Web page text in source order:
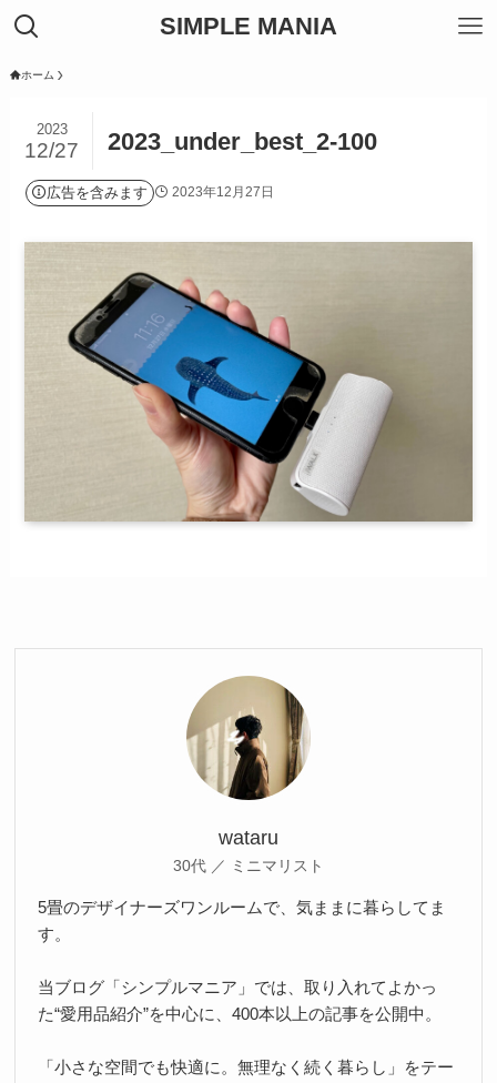
SIMPLE MANIA
ホーム
2023_under_best_2-100
2023
12/27
広告を含みます 2023年12月27日
wataru
30代 ／ ミニマリスト
5畳のデザイナーズワンルームで、気ままに暮らしてま
す。
当ブログ「シンプルマニア」では、取り入れてよかっ
た“愛用品紹介”を中心に、400本以上の記事を公開中。
「小さな空間でも快適に。無理なく続く暮らし」をテー